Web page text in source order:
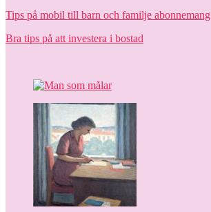
Tips på mobil till barn och familje abonnemang
Bra tips på att investera i bostad